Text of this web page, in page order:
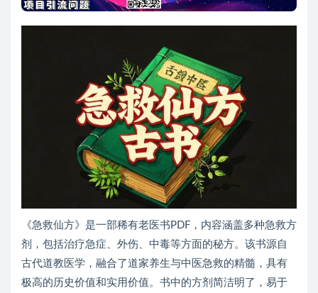
《急救仙方》是一部稀有老医书PDF，内容涵盖多种急救方
剂，包括治疗急症、外伤、中毒等方面的秘方。该书源自
古代道教医学，融合了道家养生与中医急救的精髓，具有
极高的历史价值和实用价值。书中的方剂简洁明了，易于